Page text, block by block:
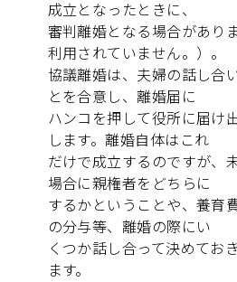
成立となったときに、
審判離婚となる場合があり
利用されていません。）。
協議離婚は、夫婦の話し合
とを合意し、離婚届に
ハンコを押して役所に届け
します。離婚自体はこれ
だけで成立するのですが、
場合に親権者をどちらに
するかということや、養育
の分与等、離婚の際にい
くつか話し合って決めてお
ます。